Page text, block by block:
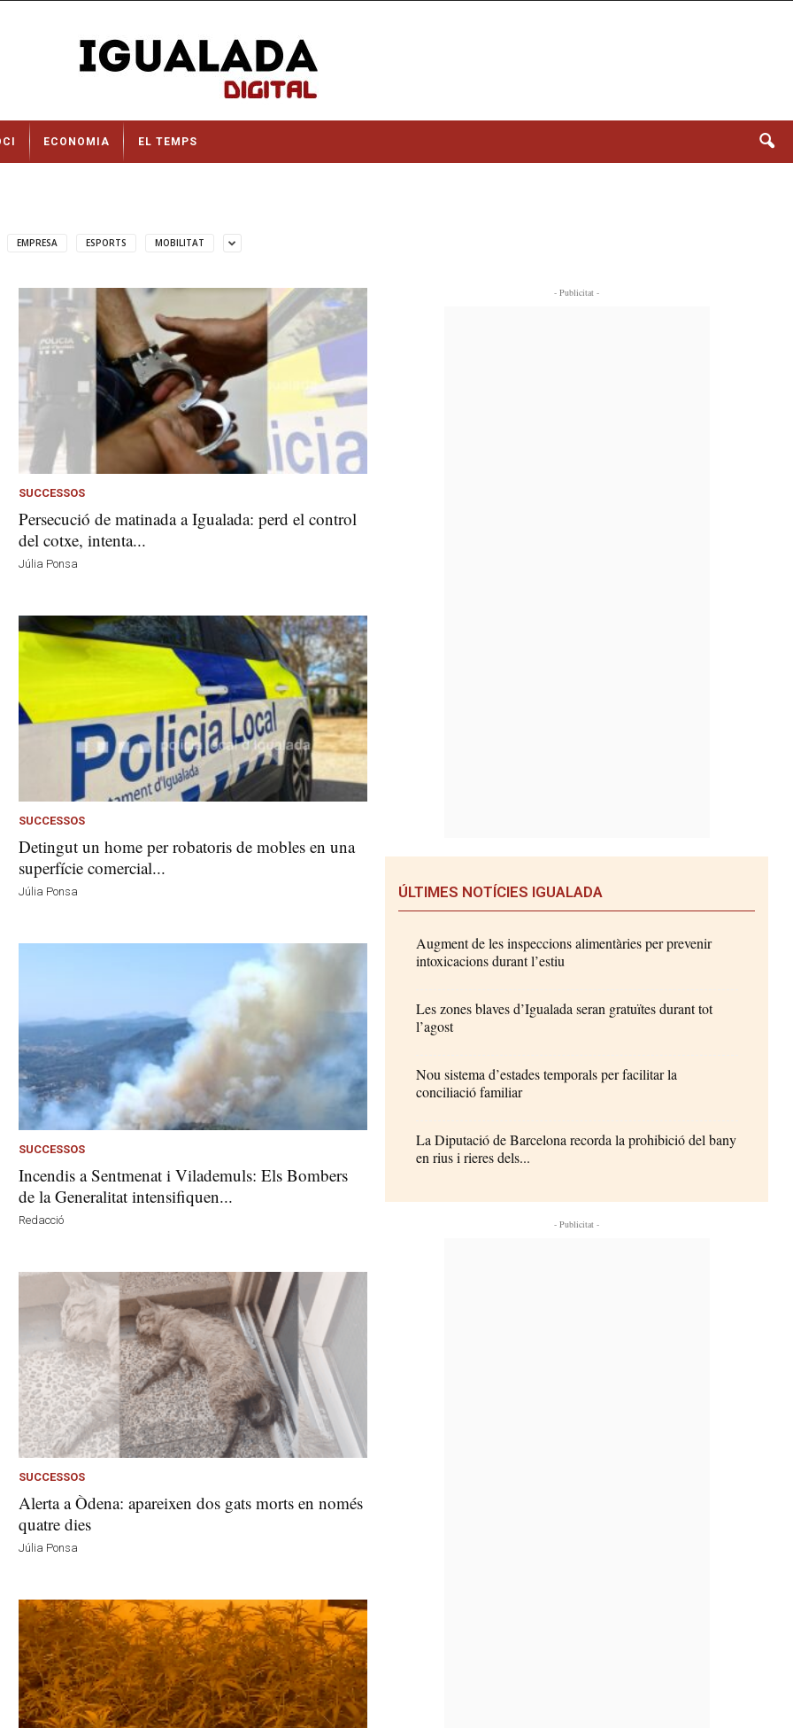
ECONOMIA EL TEMPS
EMPRESA ESPORTS MOBILITAT
SUCCESSOS
Persecució de matinada a Igualada: perd el control
del cotxe, intenta...
Júlia Ponsa
SUCCESSOS
Detingut un home per robatoris de mobles en una
superfície comercial...
Júlia Ponsa
SUCCESSOS
Incendis a Sentmenat i Vilademuls: Els Bombers
de la Generalitat intensifiquen...
Redacció
SUCCESSOS
Alerta a Òdena: apareixen dos gats morts en només
quatre dies
Júlia Ponsa
- Publicitat -
ÚLTIMES NOTÍCIES IGUALADA
Augment de les inspeccions alimentàries per prevenir
intoxicacions durant l’estiu
Les zones blaves d’Igualada seran gratuïtes durant tot
l’agost
Nou sistema d’estades temporals per facilitar la
conciliació familiar
La Diputació de Barcelona recorda la prohibició del bany
en rius i rieres dels...
- Publicitat -